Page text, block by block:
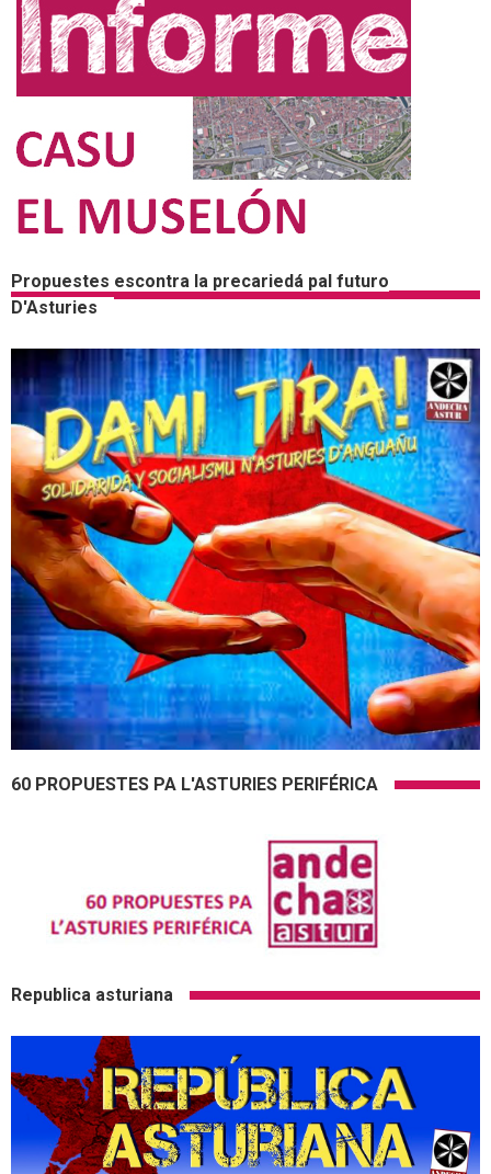
Propuestes escontra la precariedá pal futuro
D'Asturies
60 PROPUESTES PA L'ASTURIES PERIFÉRICA
Republica asturiana